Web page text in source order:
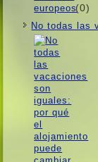
(0)
No todas las